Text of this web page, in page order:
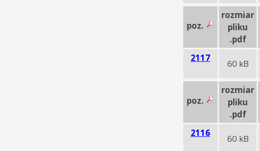
poz.
rozmiar
pliku
.pdf
2117
60 kB
poz.
rozmiar
pliku
.pdf
2116
60 kB